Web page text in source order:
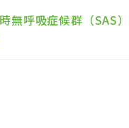
無呼吸症候群（SAS）